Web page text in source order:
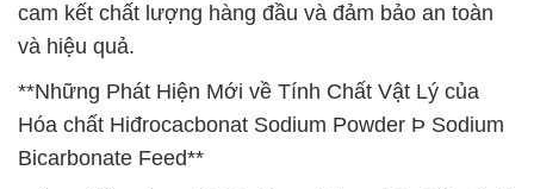
cam kết chất lượng hàng đầu và đảm bảo an toàn
và hiệu quả.
**Những Phát Hiện Mới về Tính Chất Vật Lý của
Hóa chất Hiđrocacbonat Sodium Powder Þ Sodium
Bicarbonate Feed**